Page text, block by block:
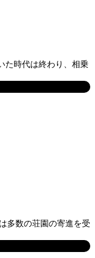
た時代は終わり、相乗
多数の荘園の寄進を受